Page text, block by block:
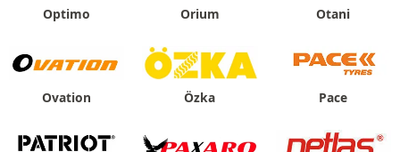
Optimo Orium Otani
Ovation Özka Pace